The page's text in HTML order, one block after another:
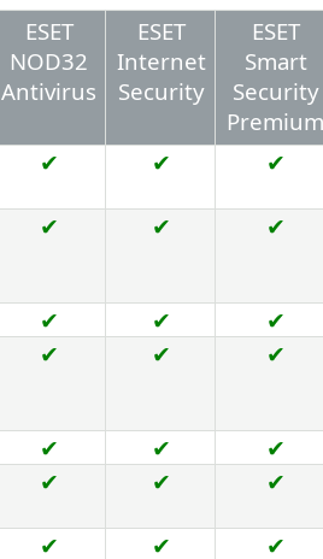
ESET
NOD32
Antivirus
ESET
Internet
Security
ESET
Smart
Security
Premium
✔ ✔ ✔
✔ ✔ ✔
✔ ✔
✔
✔ ✔ ✔
✔ ✔
✔
✔ ✔ ✔
✔ ✔ ✔